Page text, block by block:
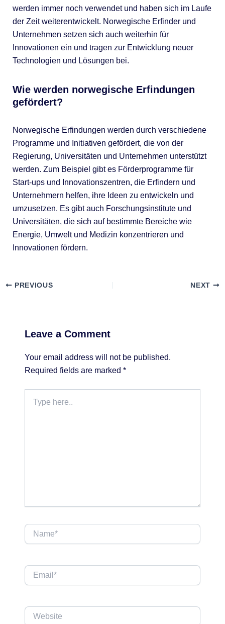
werden immer noch verwendet und haben sich im Laufe
der Zeit weiterentwickelt. Norwegische Erfinder und
Unternehmen setzen sich auch weiterhin für
Innovationen ein und tragen zur Entwicklung neuer
Technologien und Lösungen bei.
Wie werden norwegische Erfindungen
gefördert?
Norwegische Erfindungen werden durch verschiedene
Programme und Initiativen gefördert, die von der
Regierung, Universitäten und Unternehmen unterstützt
werden. Zum Beispiel gibt es Förderprogramme für
Start-ups und Innovationszentren, die Erfindern und
Unternehmern helfen, ihre Ideen zu entwickeln und
umzusetzen. Es gibt auch Forschungsinstitute und
Universitäten, die sich auf bestimmte Bereiche wie
Energie, Umwelt und Medizin konzentrieren und
Innovationen fördern.
PREVIOUS NEXT
Leave a Comment
Your email address will not be published.
Required fields are marked *
here..
Name*
Email*
Website